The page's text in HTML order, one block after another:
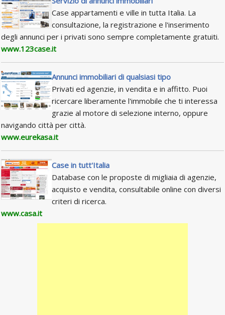
Case appartamenti e ville in tutta Italia. La
consultazione, la registrazione e l'inserimento
degli annunci per i privati sono sempre completamente gratuiti.
www.123case.it
Annunci immobiliari di qualsiasi tipo
Privati ed agenzie, in vendita e in affitto. Puoi
ricercare liberamente l'immobile che ti interessa
grazie al motore di selezione interno, oppure
navigando città per città.
www.eurekasa.it
Case in tutt'Italia
Database con le proposte di migliaia di agenzie,
acquisto e vendita, consultabile online con diversi
criteri di ricerca.
www.casa.it